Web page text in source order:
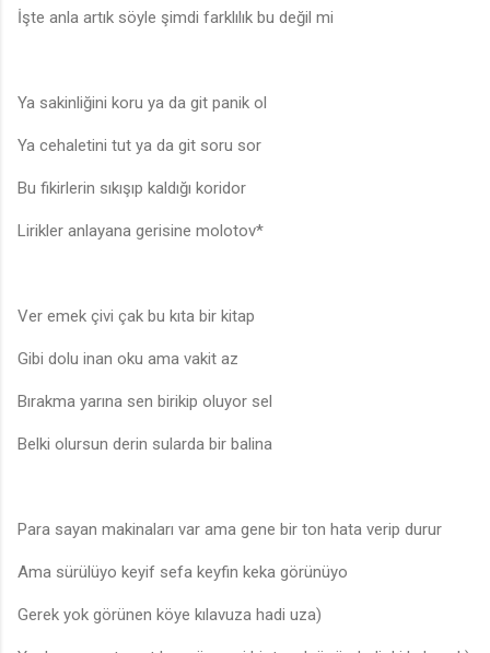
İşte anla artık söyle şimdi farklılık bu değil mi
Ya sakinliğini koru ya da git panik ol
Ya cehaletini tut ya da git soru sor
Bu fikirlerin sıkışıp kaldığı koridor
Lirikler anlayana gerisine molotov*
Ver emek çivi çak bu kıta bir kitap
Gibi dolu inan oku ama vakit az
Bırakma yarına sen birikip oluyor sel
Belki olursun derin sularda bir balina
Para sayan makinaları var ama gene bir ton hata verip durur
Ama sürülüyo keyif sefa keyfin keka görünüyo
Gerek yok görünen köye kılavuza hadi uza)